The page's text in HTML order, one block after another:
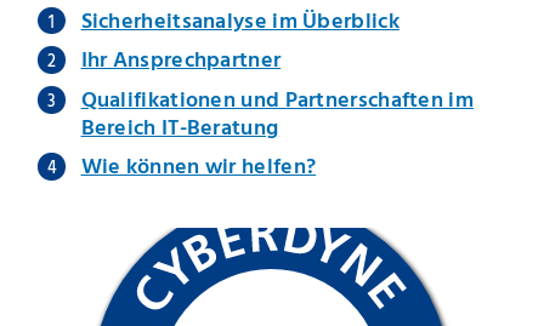
Sicherheitsanalyse im Überblick
Ihr Ansprechpartner
Qualifikationen und Partnerschaften im
Bereich IT-Beratung
Wie können wir helfen?